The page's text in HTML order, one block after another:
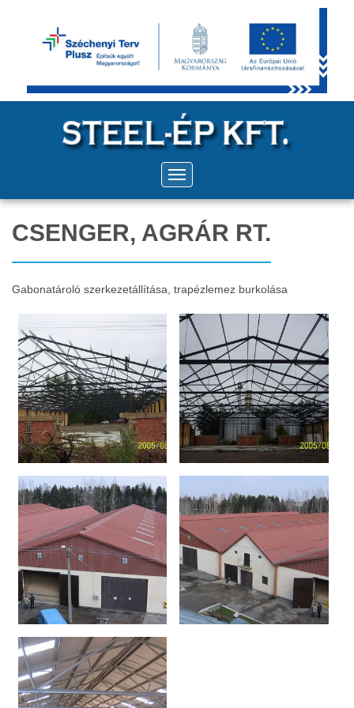
CSENGER, AGRÁR RT.
Gabonatároló szerkezetállítása, trapézlemez burkolása